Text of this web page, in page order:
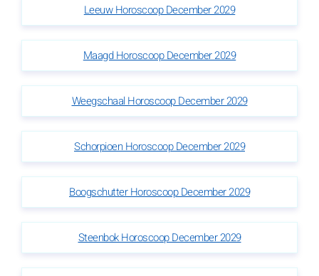
Leeuw Horoscoop December 2029
Maagd Horoscoop December 2029
Weegschaal Horoscoop December 2029
Schorpioen Horoscoop December 2029
Boogschutter Horoscoop December 2029
Steenbok Horoscoop December 2029